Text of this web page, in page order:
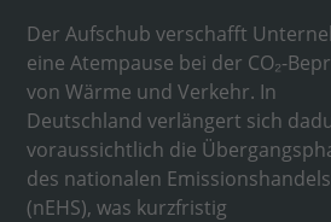
Der Aufschub verschafft
eine Atempause bei der CO₂-
von Wärme und Verkehr. In
Deutschland verlängert sich
voraussichtlich die
des nationalen Emissionshandels
(nEHS), was kurzfristig